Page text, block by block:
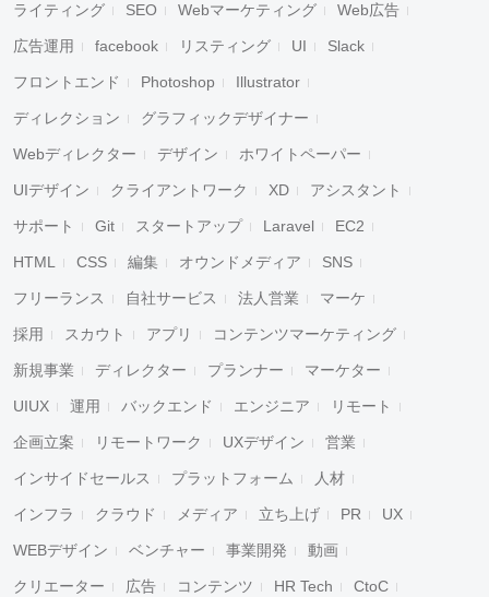
ライティング SEO Webマーケティング Web広告
広告運用 facebook リスティング UI Slack
フロントエンド Photoshop Illustrator
ディレクション グラフィックデザイナー
Webディレクター デザイン ホワイトペーパー
UIデザイン クライアントワーク XD アシスタント
サポート Git スタートアップ Laravel EC2
HTML CSS 編集 オウンドメディア SNS
フリーランス 自社サービス 法人営業 マーケ
採用 スカウト アプリ コンテンツマーケティング
新規事業 ディレクター プランナー マーケター
UIUX 運用 バックエンド エンジニア リモート
企画立案 リモートワーク UXデザイン 営業
インサイドセールス プラットフォーム 人材
インフラ クラウド メディア 立ち上げ PR UX
WEBデザイン ベンチャー 事業開発 動画
クリエーター 広告 コンテンツ HR Tech CtoC